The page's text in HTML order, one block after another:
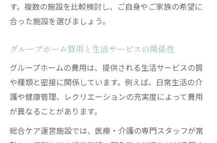
す。複数の施設を比較検討し、ご自身やご家族の希望に
合った施設を選びましょう。
グループホーム費用と生活サービスの関係性
グループホームの費用は、提供される生活サービスの質
や種類と密接に関係しています。例えば、日常生活の介
護や健康管理、レクリエーションの充実度によって費用
が異なることがあります。
総合ケア運営施設では、医療・介護の専門スタッフが常